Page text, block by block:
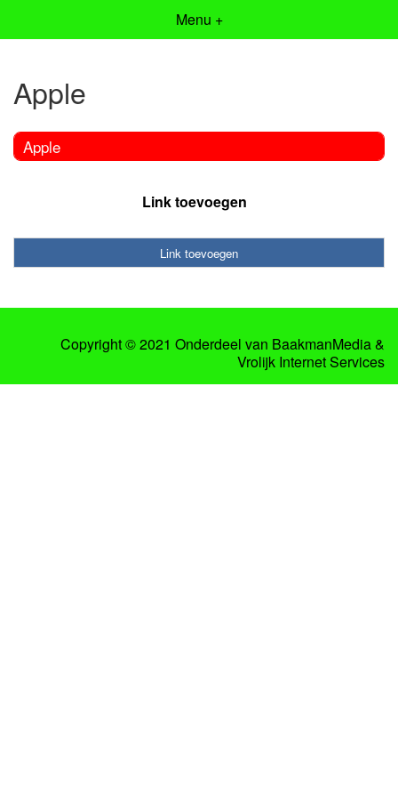
Menu +
Apple
Apple
Link toevoegen
Link toevoegen
Copyright © 2021 Onderdeel van BaakmanMedia&
Vrolijk Internet Services